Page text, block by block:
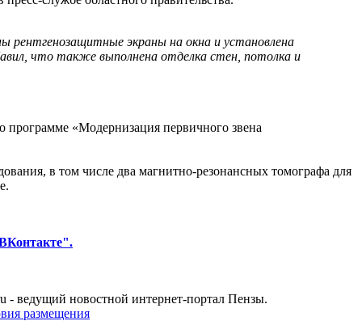
экраны на окна и установлена
что также выполнена отделка стен, потолка и
«Модернизация первичного звена
в том числе два магнитно-резонансных томографа для
- ведущий новостной интернет-портал Пензы.
размещения